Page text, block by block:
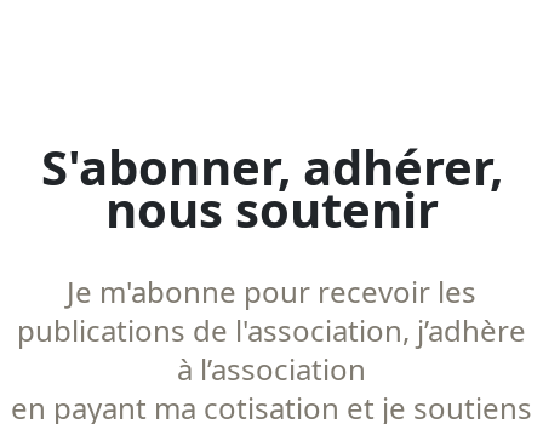
S'abonner, adhérer,
nous soutenir
Je m'abonne pour recevoir les
publications de l'association, j’adhère
à l’association
en payant ma cotisation et je soutiens